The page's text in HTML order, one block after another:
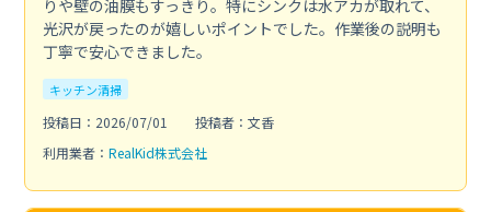
りや壁の油膜もすっきり。特にシンクは水アカが取れて、
光沢が戻ったのが嬉しいポイントでした。作業後の説明も
丁寧で安心できました。
キッチン清掃
投稿日：2026/07/01
投稿者：文香
利用業者： RealKid株式会社